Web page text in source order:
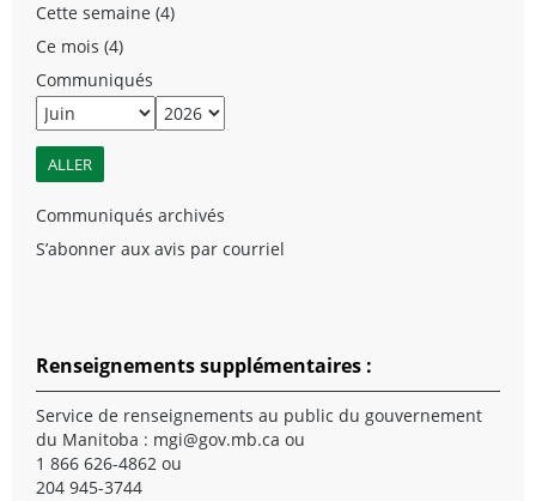
Cette semaine (4)
Ce mois (4)
Communiqués
Communiqués archivés
S’abonner aux avis par courriel
Renseignements supplémentaires :
Service de renseignements au public du gouvernement
du Manitoba : mgi@gov.mb.ca ou
1 866 626-4862 ou
204 945-3744